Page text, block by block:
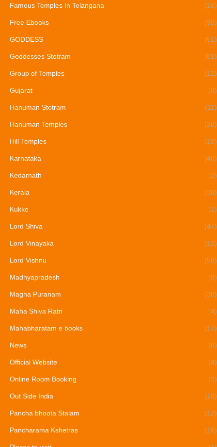
Famous Temples In Telangana (16)
Free Ebooks (95)
GODDESS (51)
Goddesses Stotram (81)
Group of Temples (12)
Gujarat (8)
Hanuman Stotram (11)
Hanuman Temples (26)
Hill Temples (10)
Karnataka (46)
Kedarnath (2)
Kerala (36)
Kukke (1)
Lord Shiva (47)
Lord Vinayaka (12)
Lord Vishnu (56)
Madhyapradesh (8)
Magha Puranam (30)
Maha Shiva Ratri (4)
Mahabharatam e books (17)
News (6)
Official Website (4)
Online Room Booking (3)
Out Side India (10)
Pancha bhoota Stalam (12)
Pancharama Kshetras (16)